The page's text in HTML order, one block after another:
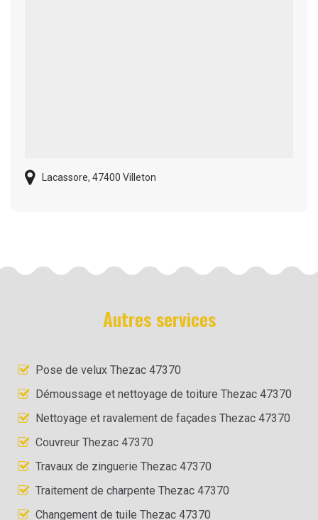
Lacassore, 47400 Villeton
Autres services
Pose de velux Thezac 47370
Démoussage et nettoyage de toiture Thezac 47370
Nettoyage et ravalement de façades Thezac 47370
Couvreur Thezac 47370
Travaux de zinguerie Thezac 47370
Traitement de charpente Thezac 47370
Changement de tuile Thezac 47370